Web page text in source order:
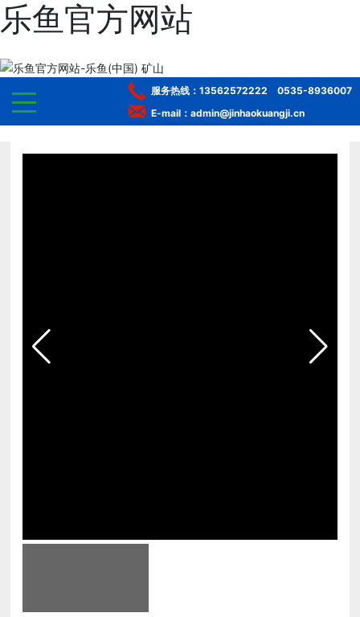
乐鱼官方网站
服务体系
服务热线： 13562572222
0535-8936007
E-mail：admin@jinhaokuangji.cn